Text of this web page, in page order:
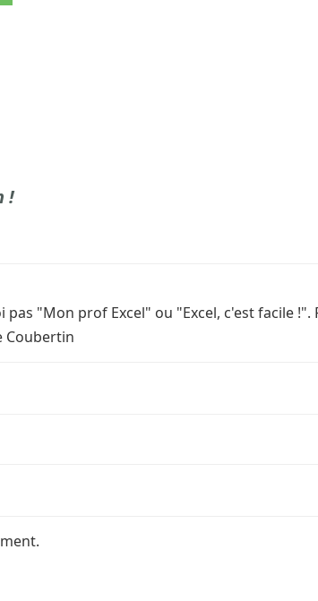
!
"Mon prof Excel" ou "Excel, c'est facile !".
Coubertin